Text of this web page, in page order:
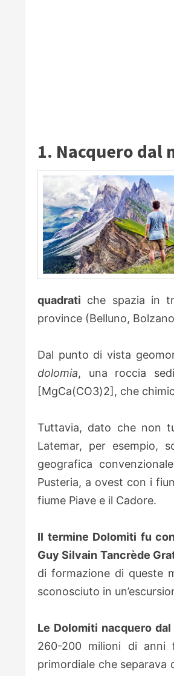
1. Nacquero dal
quadrati che spazia in
province (Belluno,
Dal punto di vista
dolomia, una roccia
[MgCa(CO3)2], che
Tuttavia, dato che non
Latemar, per esempio,
geografica
Pusteria, a ovest con i
fiume Piave e il Cadore.
Il termine Dolomiti fu
Guy Silvain Tancrède
di formazione di queste
sconosciuto in
Le Dolomiti nacquero dal
260-200 milioni di anni
primordiale che separava